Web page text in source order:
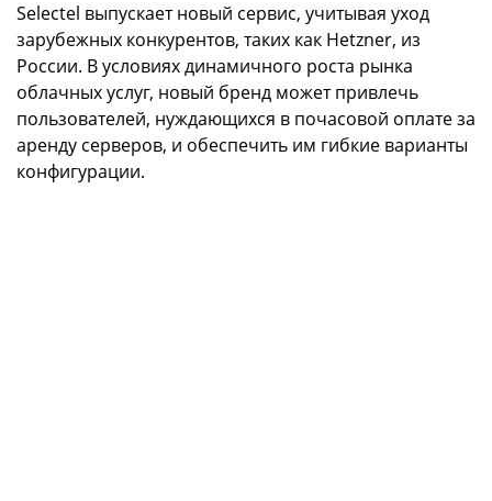
Selectel выпускает новый сервис, учитывая уход
зарубежных конкурентов, таких как Hetzner, из
России. В условиях динамичного роста рынка
облачных услуг, новый бренд может привлечь
пользователей, нуждающихся в почасовой оплате за
аренду серверов, и обеспечить им гибкие варианты
конфигурации.